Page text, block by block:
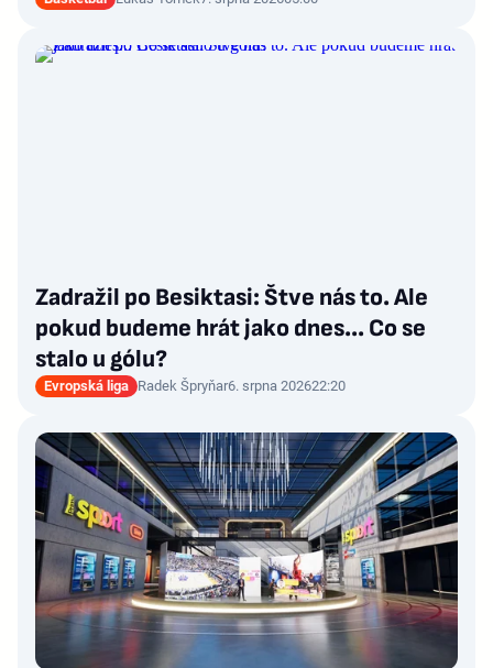
Zadražil po Besiktasi: Štve nás to. Ale
pokud budeme hrát jako dnes... Co se
stalo u gólu?
Evropská liga Radek Špryňar6. srpna 202622:20